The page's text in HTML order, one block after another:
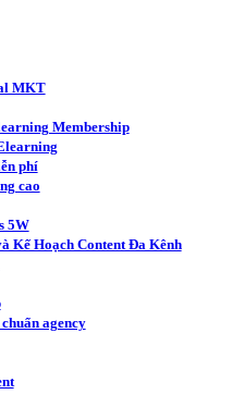
MKT
Membership
phí
cao
5W
Kế Hoạch Content Đa Kênh
agency